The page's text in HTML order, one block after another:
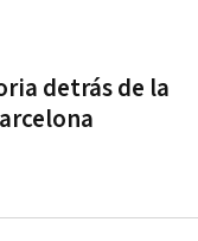
detrás de la